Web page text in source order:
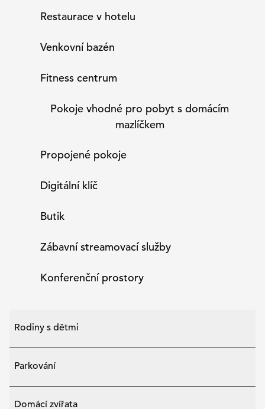
Restaurace v hotelu
Venkovní bazén
Fitness centrum
Pokoje vhodné pro pobyt s domácím
mazlíčkem
Propojené pokoje
Digitální klíč
Butik
Zábavní streamovací služby
Konferenční prostory
Rodiny s dětmi
Parkování
Domácí zvířata